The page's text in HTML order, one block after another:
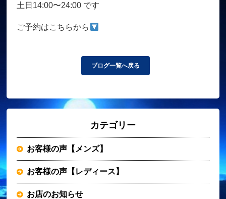
土日14:00〜24:00 です
ご予約はこちらから
ブログ一覧へ戻る
カテゴリー
お客様の声【メンズ】
お客様の声【レディース】
お店のお知らせ